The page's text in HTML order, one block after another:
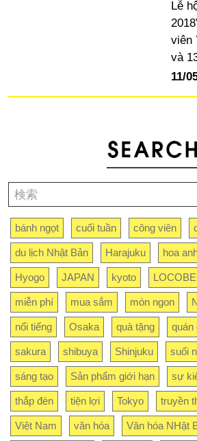
Lễ
viên
và
11/
bánh ngọt cuối tuần công viên
du lịch Nhật Bản Harajuku hoa
Hyogo JAPAN kyoto
miễn phí mua sắm món ngon
nổi tiếng Osaka quà tặng quán
sakura shibuya Shinjuku suối
sáng tạo Sản phẩm giới hạn sự
thắp đèn tiện lợi Tokyo truyền
Việt Nam văn hóa Văn hóa NHật